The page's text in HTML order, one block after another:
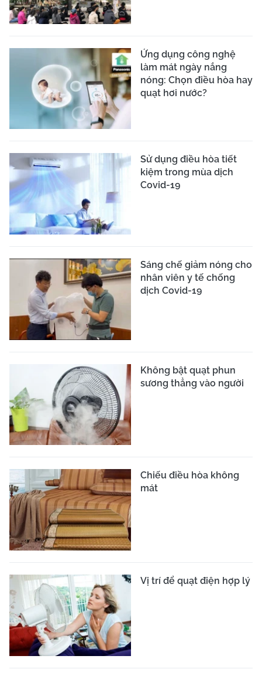
Ứng dụng công nghệ
làm mát ngày nắng
nóng: Chọn điều hòa hay
quạt hơi nước?
Sử dụng điều hòa tiết
kiệm trong mùa dịch
Covid-19
Sáng chế giảm nóng cho
nhân viên y tế chống
dịch Covid-19
Không bật quạt phun
sương thẳng vào người
Chiếu điều hòa không
mát
Vị trí để quạt điện hợp lý